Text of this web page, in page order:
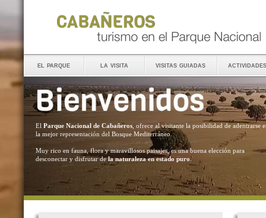
el parque la visita visitas guiadas actividades
El Parque Nacional de Cabañeros , ofrece al visitante la posibilidad de adentrarse
la mejor representación del Bosque Mediterráneo.
Muy rico en fauna, flora y maravillosos paisajes, es una buena elección para
desconectar y disfrutar dela naturaleza en estado puro .